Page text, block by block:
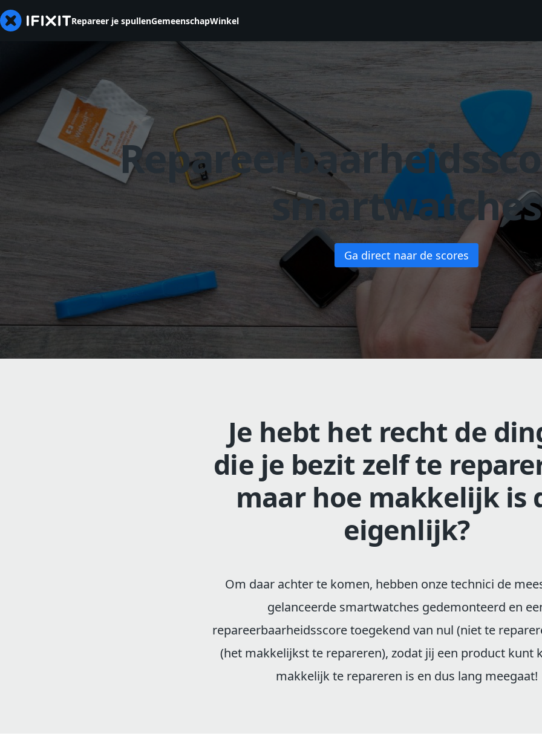
Repareer je spullenGemeenschapWinkel
smartwatches
Ga direct naar de scores
Je hebt het recht de
die je bezit zelf te
maar hoe makkelijk is
eigenlijk?
Om daar achter te komen, hebben onze technici de
gelanceerde smartwatches gedemonteerd en
repareerbaarheidsscore toegekend van nul (niet te
(het makkelijkst te repareren), zodat jij een product kunt
makkelijk te repareren is en dus lang meegaat!